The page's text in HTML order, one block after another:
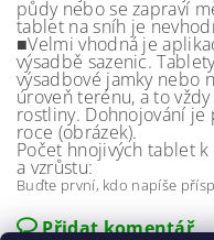
půdy nebo se zapraví
tablet na sníh je
■Velmi vhodná je
výsadbě sazenic.
výsadbové jamky nebo
úroveň terénu, a to
rostliny. Dohnojování
roce (obrázek).
Počet hnojivých tablet
a vzrůstu:
Buďte první, kdo napíše
Přidat komentář